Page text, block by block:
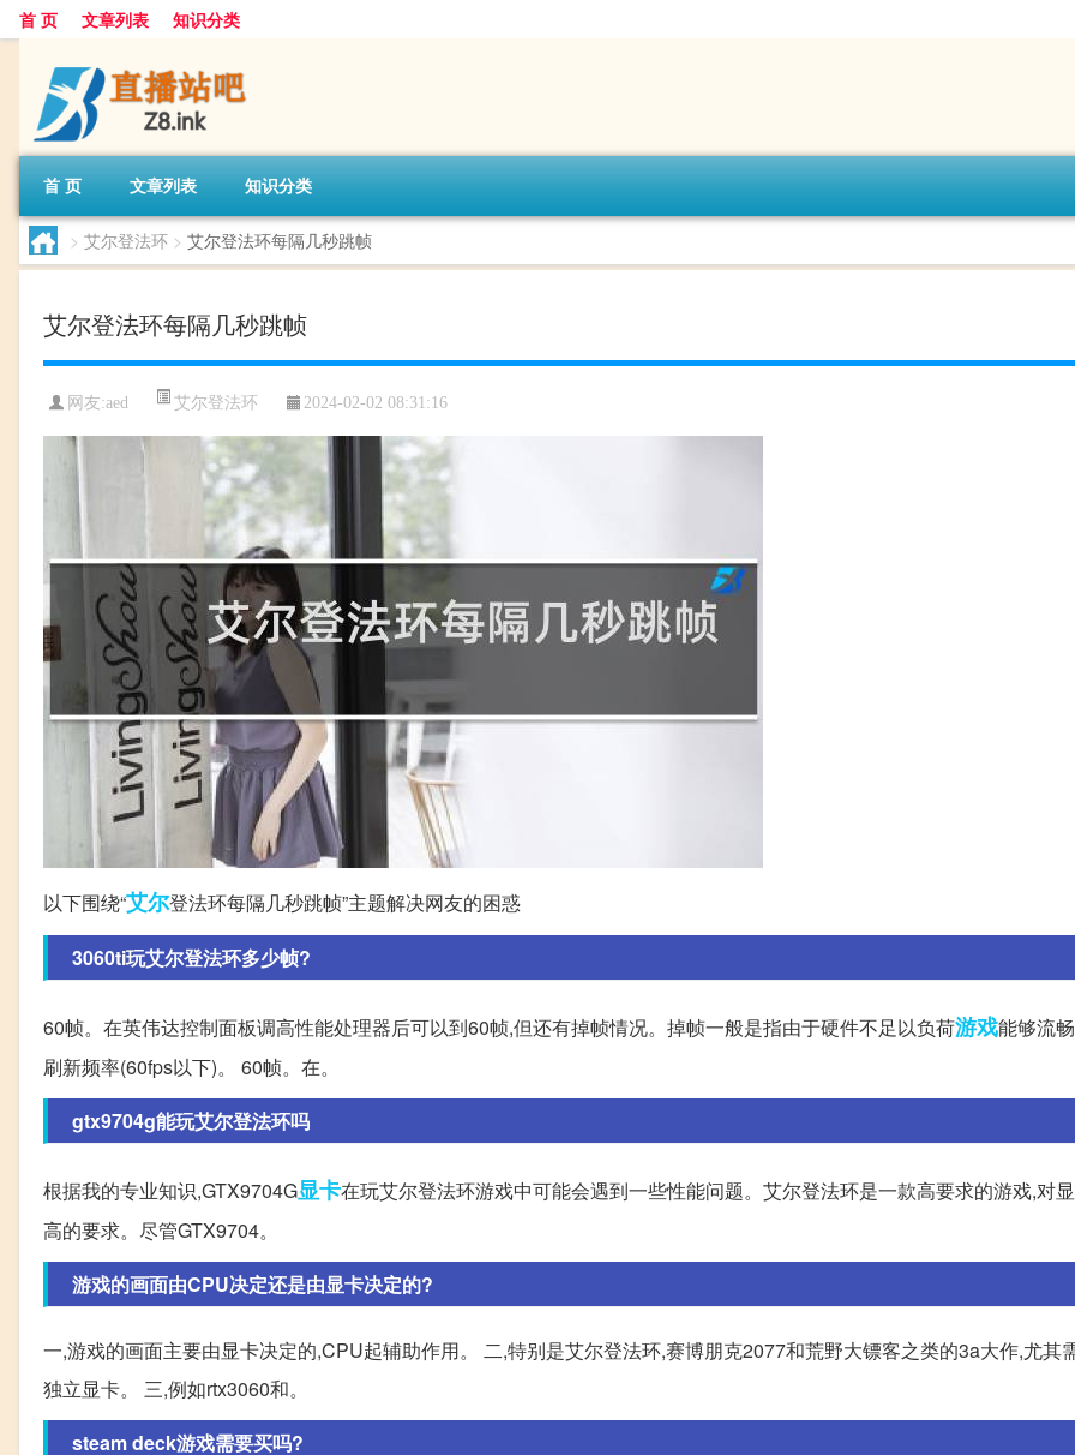
首 页 文章列表 知识分类
首 页 文章列表 知识分类
> 艾尔登法环 > 艾尔登法环每隔几秒跳帧
艾尔登法环每隔几秒跳帧
网友:aed 艾尔登法环 2024-02-02 08:31:16
以下围绕“艾尔登法环每隔几秒跳帧”主题解决网友的困惑
3060ti玩艾尔登法环多少帧?
60帧。在英伟达控制面板调高性能处理器后可以到60帧,但还有掉帧情况。掉帧一般是指由于硬件不足以负荷游戏能够流
刷新频率(60fps以下)。 60帧。在。
gtx9704g能玩艾尔登法环吗
根据我的专业知识,GTX9704G显卡在玩艾尔登法环游戏中可能会遇到一些性能问题。艾尔登法环是一款高要求的游戏,对
高的要求。尽管GTX9704。
游戏的画面由CPU决定还是由显卡决定的?
一,游戏的画面主要由显卡决定的,CPU起辅助作用。 二,特别是艾尔登法环,赛博朋克2077和荒野大镖客之类的3a大作,尤其
独立显卡。 三,例如rtx3060和。
steam deck游戏需要买吗?